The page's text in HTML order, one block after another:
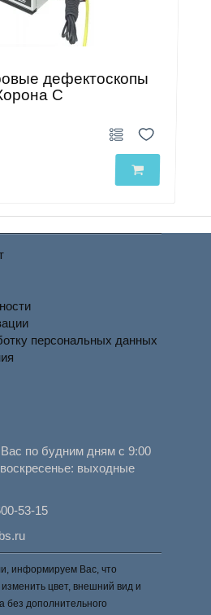
дефектоскопы
С
персональных данных
по будним дням с 9:00
выходные
53-15
информируем Вас, что
цвет, внешний вид и
без дополнительного